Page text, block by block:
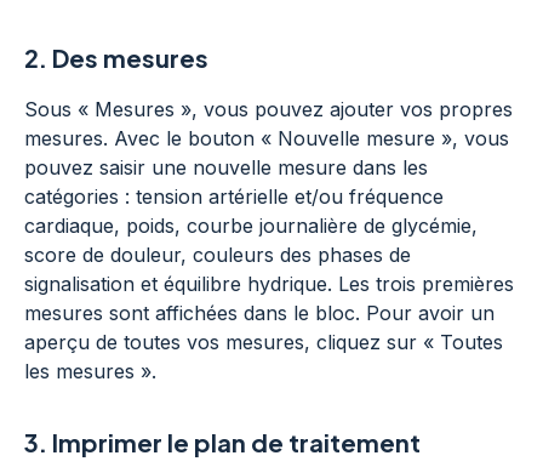
2. Des mesures
Sous « Mesures », vous pouvez ajouter vos propres
mesures. Avec le bouton « Nouvelle mesure », vous
pouvez saisir une nouvelle mesure dans les
catégories : tension artérielle et/ou fréquence
cardiaque, poids, courbe journalière de glycémie,
score de douleur, couleurs des phases de
signalisation et équilibre hydrique. Les trois premières
mesures sont affichées dans le bloc. Pour avoir un
aperçu de toutes vos mesures, cliquez sur « Toutes
les mesures ».
3. Imprimer le plan de traitement